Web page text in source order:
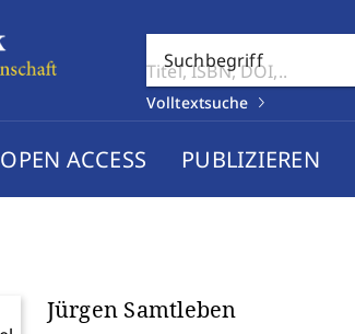
Suchbegriff
Volltextsuche
OPEN ACCESS PUBLIZIEREN
Jürgen Samtleben